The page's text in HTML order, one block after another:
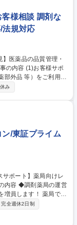
客様相談 調剤な
法規対応
部外品 等）をご利用の
に関するお問い合わせ
「通販サイトのバナー
す。 (3)品質管理（G
品質情報への対応」
当します。 その他の
祝
み
ン/東証プライム
増員します！ 薬局では
さまざまなビジネスス
完全週休2日制